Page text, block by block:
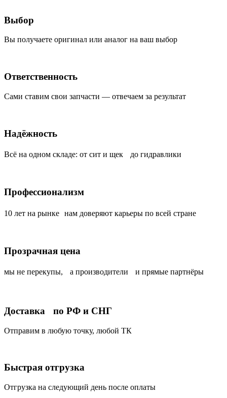
Выбор
Вы получаете оригинал или аналог на ваш выбор
Ответственность
Сами ставим свои запчасти — отвечаем за результат
Надёжность
Всё на одном складе: от сит и щек до гидравлики
Профессионализм
10 лет на рынке нам доверяют карьеры по всей стране
Прозрачная цена
мы не перекупы, а производители и прямые партнёры
Доставка по РФ и СНГ
Отправим в любую точку, любой ТК
Быстрая отгрузка
Отгрузка на следующий день после оплаты